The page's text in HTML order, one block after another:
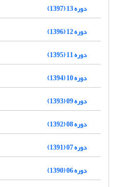
دوره 13 (1397)
دوره 12 (1396)
دوره 11 (1395)
دوره 10 (1394)
دوره 09 (1393)
دوره 08 (1392)
دوره 07 (1391)
دوره 06 (1390)